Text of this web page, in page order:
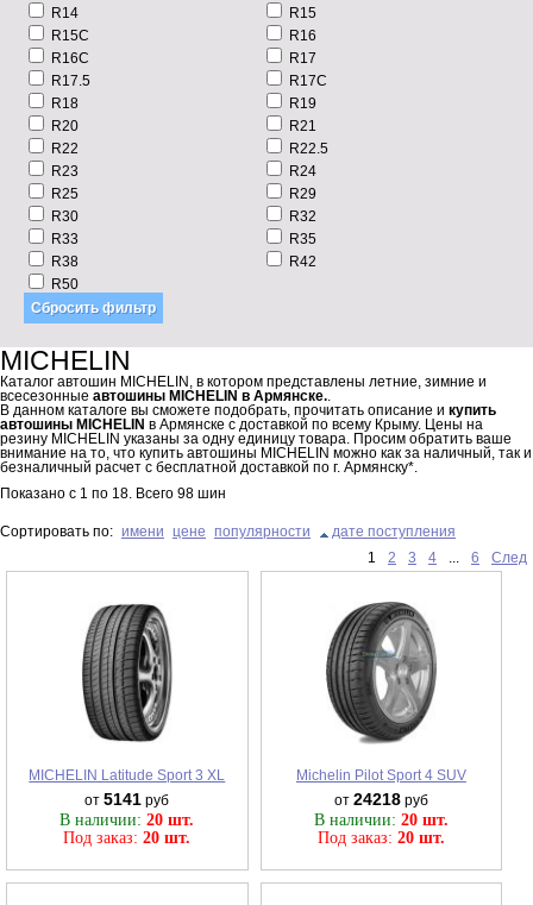
R14
R15
R15C
R16
R16C
R17
R17.5
R17C
R18
R19
R20
R21
R22
R22.5
R23
R24
R25
R29
R30
R32
R33
R35
R38
R42
R50
MICHELIN
Каталог автошин MICHELIN, в котором представлены летние, зимние и
всесезонные автошины MICHELIN в Армянске.
В данном каталоге вы сможете подобрать, прочитать описание и купить
автошины MICHELIN в Армянске с доставкой по всему Крыму. Цены на
резину MICHELIN указаны за одну единицу товара. Просим обратить ваше
внимание на то, что купить автошины MICHELIN можно как за наличный, так и
безналичный расчет с бесплатной доставкой по г. Армянску*.
Показано с 1 по 18 . Всего 98 шин
Сортировать по: имени цене популярности
дате поступления
1
2 3 4 6 След
MICHELIN Latitude Sport 3 XL
от5141 руб
В наличии:20 шт.
Под заказ:20 шт.
Michelin Pilot Sport 4 SUV
от 24218руб
В наличии: 20 шт.
Под заказ: 20 шт.